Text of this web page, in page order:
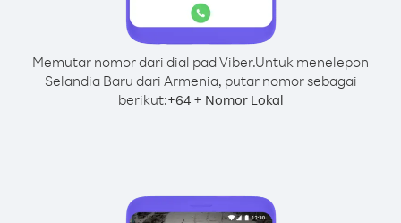
Memutar nomor dari dial pad Viber.Untuk menelepon
Selandia Baru dari Armenia, putar nomor sebagai
berikut:+64+ Nomor Lokal